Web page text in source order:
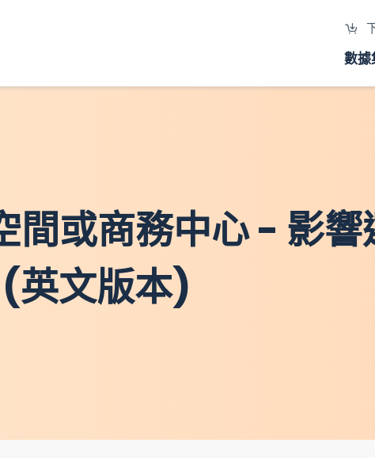
數據
間或商務中心 - 影響
英文版本)